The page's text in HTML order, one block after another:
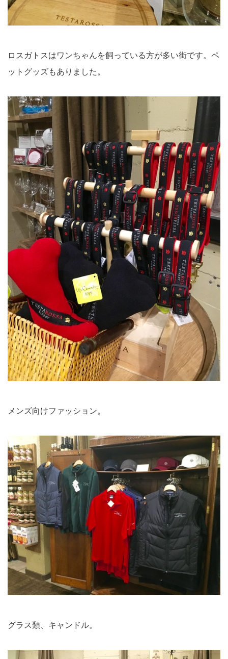
ロスガトスはワンちゃんを飼っている方が多い街です。ペ
ットグッズもありました。
メンズ向けファッション。
グラス類、キャンドル。